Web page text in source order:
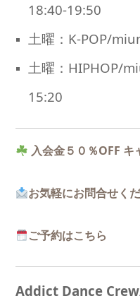
18:40-19:50
土曜：K-POP/
土曜：HIPHOP/
15:20
入会金５０％OFF キ
お気軽にお問合せく
ご予約はこちら
Addict Dance